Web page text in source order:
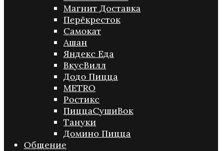
Магнит Доставка
Перёкресток
Самокат
Ашан
Яндекс Еда
ВкусВилл
Додо Пицца
METRO
Ростикс
ПиццаСушиВок
Тануки
Домино Пицца
Общение